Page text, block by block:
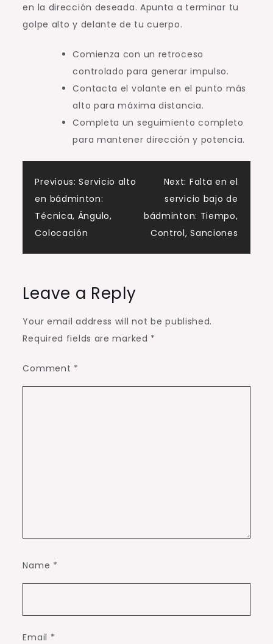
en la dirección deseada. Apunta a terminar tu
golpe alto y delante de tu cuerpo.
Comienza con un retroceso
controlado para generar impulso.
Contacta el volante en el punto más
alto para máxima distancia.
Completa un seguimiento completo
para mantener dirección y potencia.
Post
navigation
Previous: Servicio alto
en bádminton:
Técnica, Ángulo,
Colocación
Next: Falta en el
servicio bajo de
bádminton: Tiempo,
Control, Sanciones
Leave a Reply
Your email address will not be published.
Required fields are marked *
Comment *
Name *
Email *